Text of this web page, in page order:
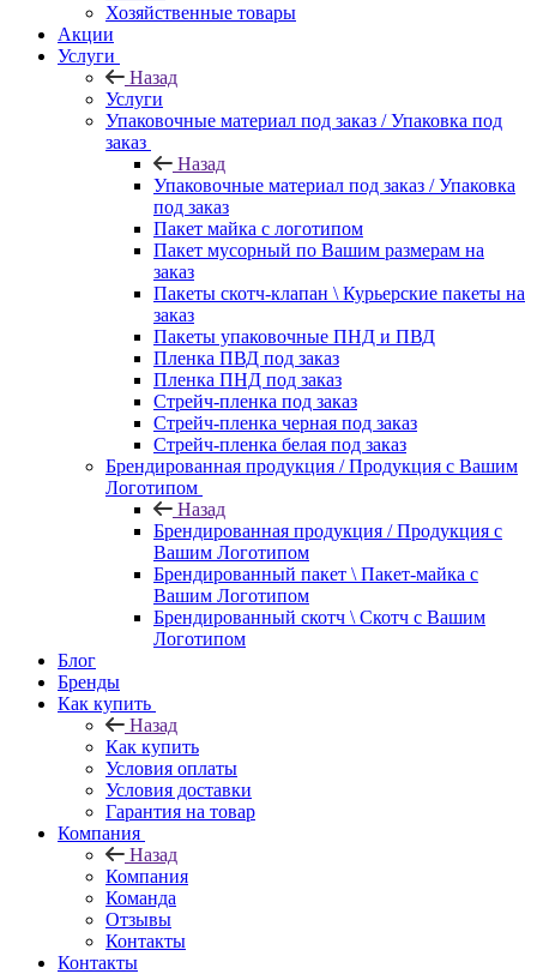
Хозяйственные товары
Акции
Услуги
Назад
Услуги
Упаковочные материал под заказ / Упаковка под
заказ
Назад
Упаковочные материал под заказ / Упаковка
под заказ
Пакет майка с логотипом
Пакет мусорный по Вашим размерам на
заказ
Пакеты скотч-клапан \ Курьерские пакеты на
заказ
Пакеты упаковочные ПНД и ПВД
Пленка ПВД под заказ
Пленка ПНД под заказ
Стрейч-пленка под заказ
Стрейч-пленка черная под заказ
Стрейч-пленка белая под заказ
Брендированная продукция / Продукция с Вашим
Логотипом
Назад
Брендированная продукция / Продукция с
Вашим Логотипом
Брендированный пакет \ Пакет-майка с
Вашим Логотипом
Брендированный скотч \ Скотч с Вашим
Логотипом
Блог
Бренды
Как купить
Назад
Как купить
Условия оплаты
Условия доставки
Гарантия на товар
Компания
Назад
Компания
Команда
Отзывы
Контакты
Контакты